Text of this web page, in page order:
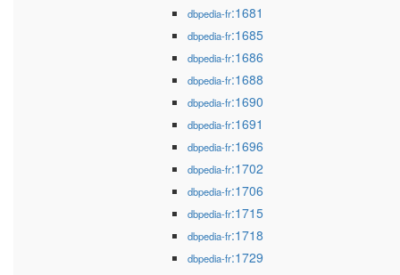
dbpedia-fr:1681
dbpedia-fr:1685
dbpedia-fr:1686
dbpedia-fr:1688
dbpedia-fr:1690
dbpedia-fr:1691
dbpedia-fr:1696
dbpedia-fr:1702
dbpedia-fr:1706
dbpedia-fr:1715
dbpedia-fr:1718
dbpedia-fr:1729